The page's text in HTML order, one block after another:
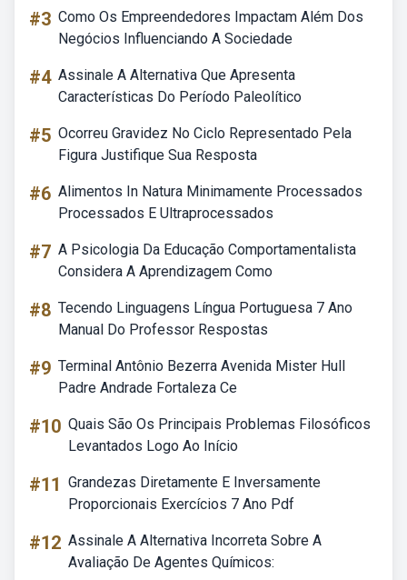
#3 Como Os Empreendedores Impactam Além Dos
Negócios Influenciando A Sociedade
#4 Assinale A Alternativa Que Apresenta
Características Do Período Paleolítico
#5 Ocorreu Gravidez No Ciclo Representado Pela
Figura Justifique Sua Resposta
#6 Alimentos In Natura Minimamente Processados
Processados E Ultraprocessados
#7 A Psicologia Da Educação Comportamentalista
Considera A Aprendizagem Como
#8 Tecendo Linguagens Língua Portuguesa 7 Ano
Manual Do Professor Respostas
#9 Terminal Antônio Bezerra Avenida Mister Hull
Padre Andrade Fortaleza Ce
#10 Quais São Os Principais Problemas Filosóficos
Levantados Logo Ao Início
#11 Grandezas Diretamente E Inversamente
Proporcionais Exercícios 7 Ano Pdf
#12 Assinale A Alternativa Incorreta Sobre A
Avaliação De Agentes Químicos: